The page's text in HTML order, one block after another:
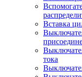
Вставка
тока